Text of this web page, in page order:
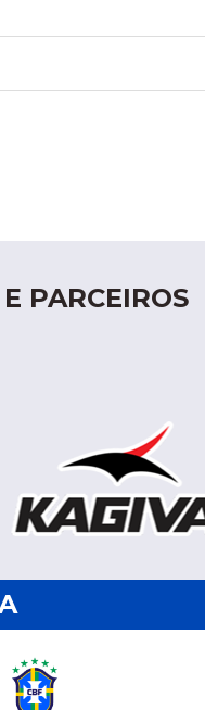
PARCEIROS